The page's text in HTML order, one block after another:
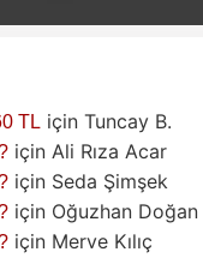
TL için Tuncay B.
için Ali Rıza Acar
için Seda Şimşek
için Oğuzhan Doğan
için Merve Kılıç